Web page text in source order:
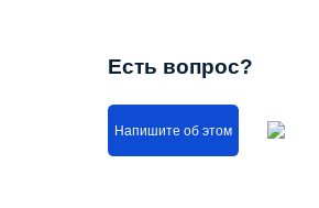
Есть вопрос?
Напишите об этом